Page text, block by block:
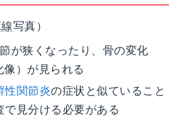
写真）
が狭くなったり、骨の変化
像）が見られる
性関節炎の症状と似ていること
で見分ける必要がある